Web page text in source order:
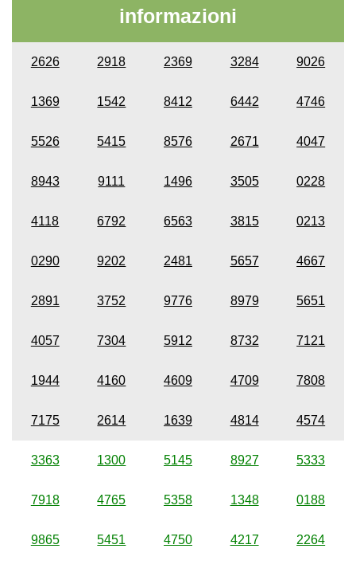
informazioni
2626 2918 2369 3284 9026
1369 1542 8412 6442 4746
5526 5415 8576 2671 4047
8943 9111 1496 3505 0228
4118 6792 6563 3815 0213
0290 9202 2481 5657 4667
2891 3752 9776 8979 5651
4057 7304 5912 8732 7121
1944 4160 4609 4709 7808
7175 2614 1639 4814 4574
3363 1300 5145 8927 5333
7918 4765 5358 1348 0188
9865 5451 4750 4217 2264